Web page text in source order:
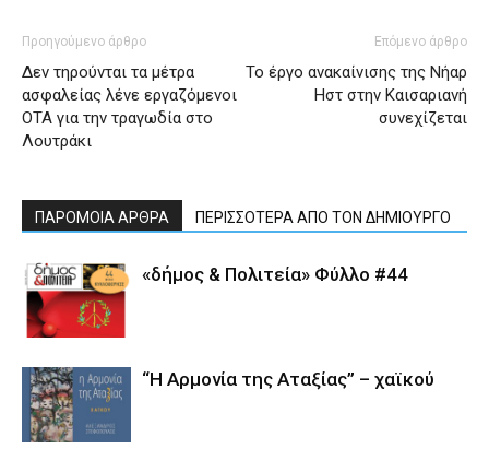
Προηγούμενο άρθρο
Δεν τηρούνται τα μέτρα
ασφαλείας λένε εργαζόμενοι
ΟΤΑ για την τραγωδία στο
Λουτράκι
Επόμενο άρθρο
Το έργο ανακαίνισης της Νήαρ
Ηστ στην Καισαριανή
συνεχίζεται
ΠΑΡΟΜΟΙΑ ΑΡΘΡΑ ΠΕΡΙΣΣΟΤΕΡΑ ΑΠΟ ΤΟΝ ΔΗΜΙΟΥΡΓΟ
«δήμος & Πολιτεία» Φύλλο #44
“Η Αρμονία της Αταξίας” – χαϊκού